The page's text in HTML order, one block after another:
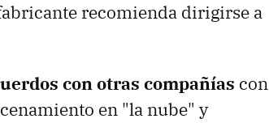
recomienda dirigirse a
con otras compañías con
en "la nube" y